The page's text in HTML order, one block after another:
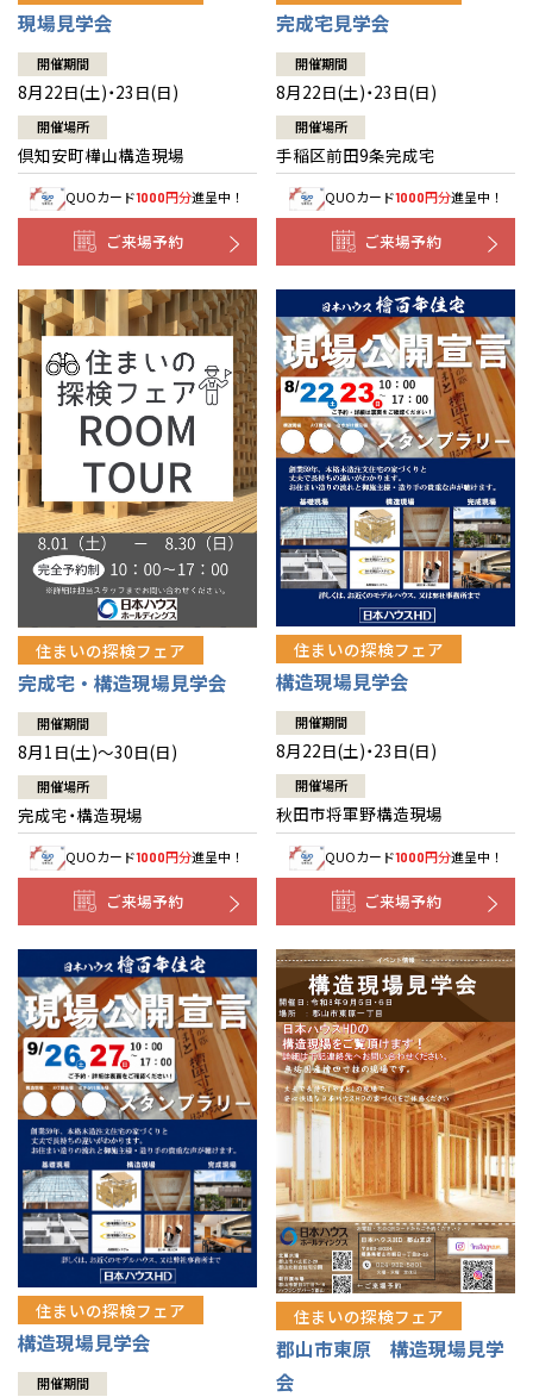
現場見学会
開催期間
8月22日(土)・23日(日)
開催場所
倶知安町樺山構造現場
QUOカード1000円分進呈中！
ご来場予約
完成宅見学会
開催期間
8月22日(土)・23日(日)
開催場所
手稲区前田9条完成宅
QUOカード1000円分進呈中！
ご来場予約
住まいの探検フェア
完成宅・構造現場見学会
開催期間
8月1日(土)～30日(日)
開催場所
完成宅・構造現場
QUOカード1000円分進呈中！
ご来場予約
住まいの探検フェア
構造現場見学会
開催期間
8月22日(土)・23日(日)
開催場所
秋田市将軍野構造現場
QUOカード1000円分進呈中！
ご来場予約
住まいの探検フェア
構造現場見学会
開催期間
住まいの探検フェア
郡山市東原 構造現場見学
会
道南
道東
岩手
山形
宮城
福島
山梨
長野
富山
石川
福井
東京
神奈川
埼玉
千葉
茨城
栃木
群馬
東海
愛知
岐阜
静岡
三重
近畿
大阪
京都
兵庫
奈良
滋賀
和歌山
中国・四国
岡山
香川
愛媛
鳥取
島根
広島
山口
徳島
高知
九州
福岡
佐賀
熊本
大分
宮崎
鹿児島
長崎
沖縄
分譲マンション
※現住所のある都道府県以外の建築予定地の方でも現住所の有るお近
くの展示場又は店舗にお問合せください。移住の計画の方もご相談対
応します。お気軽にご相談ください。
道北
道南
道東
釧路
岩手県
山形県
宮城県
仙台
福島県
会津
長岡
山梨県
長野県
富山県
富山
石川県
福井県
福井
東京都
神奈川県
相模
埼玉県
埼玉
千葉県
千葉
柏
茨城県
水戸
栃木県
宇都宮
小山
群馬県
群馬
伊勢崎
東海
愛知県
岐阜県
岐阜
静岡県
三重県
四日市
近畿
大阪府
大阪
京都府
京都
兵庫県
姫路
奈良県
奈良
中国・四国
岡山県
岡山
愛媛県
松山
九州
福岡県
福岡
佐賀県
佐賀
熊本県
熊本
大分県
大分
宮崎県
宮崎
鹿児島県
鹿児島